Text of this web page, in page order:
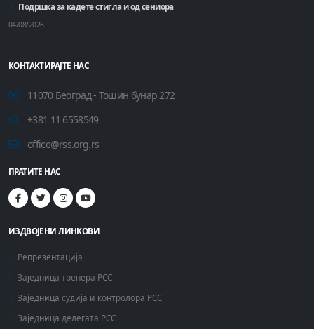
Подршка за кадете стигла и од сениора
04/08/2026
КОНТАКТИРАЈТЕ НАС
11070 Београд - Тошин бунар 272
+381 11 6558549
office@rss.org.rs
ПРАТИТЕ НАС
ИЗДВОЈЕНИ ЛИНКОВИ
Репрезентација
Заједница тренера РСС
Заједница судија и контролора РСС
Заједница делегата РСС